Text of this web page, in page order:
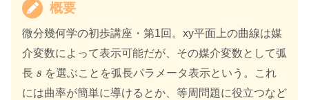
概要
微分幾何学の初歩講座・第1回。xy平面上の曲線は媒
介変数によって表示可能だが、その媒介変数として弧
長 s
s を選ぶことを弧長パラメータ表示という。これ
には曲率が簡単に導けるとか、等周問題に役立つなど